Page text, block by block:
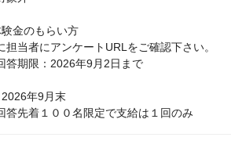
金のもらい方
担当者にアンケートURLをご確認下さい。
答期限：2026年9月2日まで
年9月末
答先着１００名限定で支給は１回のみ